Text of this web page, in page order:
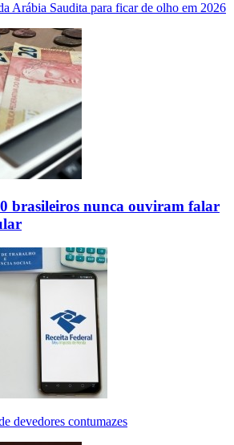
Arábia Saudita para ficar de olho em 2026
brasileiros nunca ouviram falar
devedores contumazes